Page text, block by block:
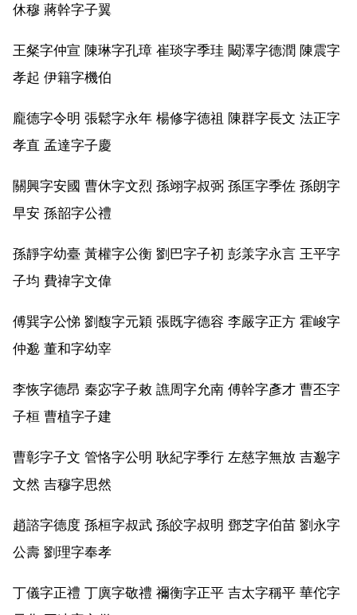
休穆 蔣幹字子翼
王粲字仲宣 陳琳字孔璋 崔琰字季珪 闞澤字德潤 陳震字
孝起 伊籍字機伯
龐德字令明 張鬆字永年 楊修字德祖 陳群字長文 法正字
孝直 孟達字子慶
關興字安國 曹休字文烈 孫翊字叔弼 孫匡字季佐 孫朗字
早安 孫韶字公禮
孫靜字幼臺 黃權字公衡 劉巴字子初 彭羕字永言 王平字
子均 費禕字文偉
傅巽字公悌 劉馥字元穎 張既字德容 李嚴字正方 霍峻字
仲邈 董和字幼宰
李恢字德昂 秦宓字子敕 譙周字允南 傅幹字彥才 曹丕字
子桓 曹植字子建
曹彰字子文 管恪字公明 耿紀字季行 左慈字無放 吉邈字
文然 吉穆字思然
趙諮字德度 孫桓字叔武 孫皎字叔明 鄧芝字伯苗 劉永字
公壽 劉理字奉孝
丁儀字正禮 丁廙字敬禮 禰衡字正平 吉太字稱平 華佗字